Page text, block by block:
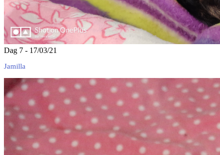
Dag 7 - 17/03/21
Jamilla